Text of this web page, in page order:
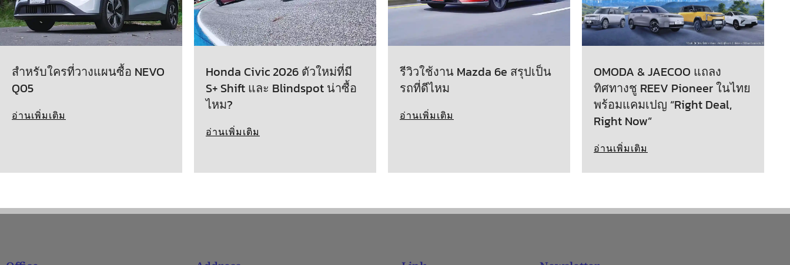
สำหรับใครที่วางแผนซื้อ NEVO
Q05
อ่านเพิ่มเติม
Honda Civic 2026 ตัวใหม่ที่มี
S+ Shift และ Blindspot น่าซื้อ
ไหม?
อ่านเพิ่มเติม
รีวิวใช้งาน Mazda 6e สรุปเป็น
รถที่ดีไหม
อ่านเพิ่มเติม
OMODA & JAECOO แถลง
ทิศทางชู REEV Pioneer ในไทย
พร้อมแคมเปญ “Right Deal,
Right Now”
อ่านเพิ่มเติม